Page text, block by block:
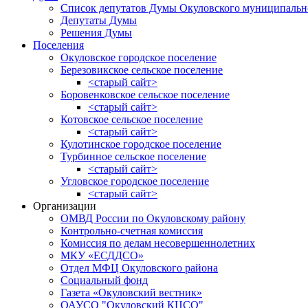
Список депутатов Думы Окуловского
Депутаты Думы
Решения Думы
Поселения
Окуловское городское поселение
Березовикское сельское поселение
<старый сайт>
Боровенковское сельское поселение
<старый сайт>
Котовское сельское поселение
<старый сайт>
Кулотинское городское поселение
Турбинное сельское поселение
<старый сайт>
Угловское городское поселение
<старый сайт>
Организации
ОМВД России по Окуловскому району
Контрольно-счетная комиссия
Комиссия по делам несовершеннолетних
МКУ «ЕСДДСО»
Отдел МФЦ Окуловского района
Социальный фонд
Газета «Окуловский вестник»
ОАУСО "Окуловский КЦСО"